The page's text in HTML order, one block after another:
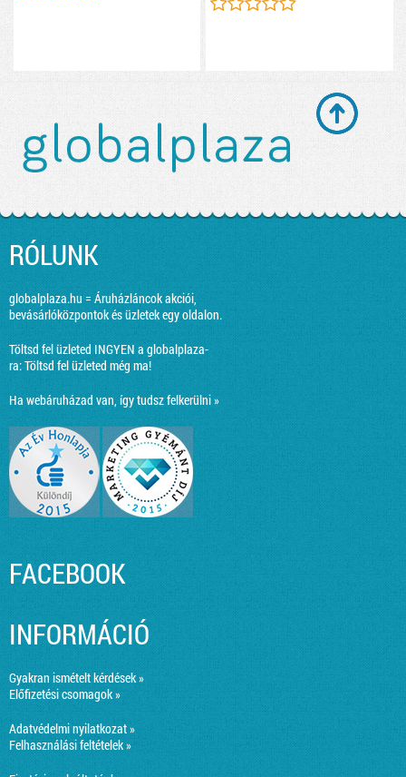
RÓLUNK
globalplaza.hu = Áruházláncok akciói,
bevásárlóközpontok és üzletek egy oldalon.
Töltsd fel üzleted INGYEN a globalplaza-
ra:Töltsd fel üzleted még ma!
Ha webáruházad van, így tudsz felkerülni »
FACEBOOK
INFORMÁCIÓ
Gyakran ismételt kérdések »
Előfizetési csomagok »
Adatvédelmi nyilatkozat »
Felhasználási feltételek »